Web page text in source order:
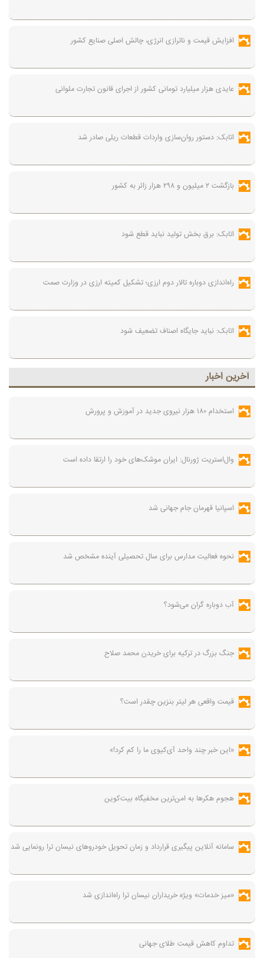
افزایش قیمت و ناترازی انرژی، چالش اصلی صنایع کشور
عایدی هزار میلیارد تومانی کشور از اجرای قانون تجارت ملوانی
اتابک: دستور روان‌سازی واردات قطعات ریلی صادر شد
بازگشت ۲ میلیون و ۲۹۸ هزار زائر به کشور
اتابک: برق بخش تولید نباید قطع شود
راه‌اندازی دوباره تالار دوم ارزی؛ تشکیل کمیته ارزی در وزارت صمت
اتابک: نباید جایگاه اصناف تضعیف شود
آخرين اخبار
استخدام ۱۸۰ هزار نیروی جدید در آموزش‌ و پرورش
وال‌استریت ژورنال: ایران موشک‌های خود را ارتقا داده است
اسپانیا قهرمان جام جهانی شد
نحوه فعالیت مدارس برای سال تحصیلی آینده مشخص شد
آب دوباره گران می‌شود؟
جنگ بزرگ در ترکیه برای خریدن محمد صلاح
قیمت واقعی هر لیتر بنزین چقدر است؟
«این خبر چند واحد آی‌کیوی ما را کم کرد!»
هجوم هکرها به امن‌ترین مخفیگاه بیت‌کوین
سامانه آنلاین پیگیری قرارداد‌ و زمان تحویل خودرو‌های نیسان ترا رونمایی شد
«میز خدمات» ویژه خریداران نیسان ترا راه‌اندازی شد
تداوم کاهش قیمت طلای جهانی